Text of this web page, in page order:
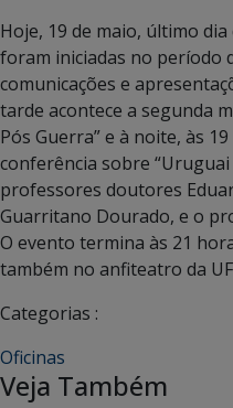
Hoje, 19 de maio, último
foram iniciadas no período
comunicações e
tarde acontece a segunda
Pós Guerra” e à noite, às
conferência sobre
professores doutores
Guarritano Dourado, e o
O evento termina às 21
também no anfiteatro da
Categorias :
Oficinas
Veja Também